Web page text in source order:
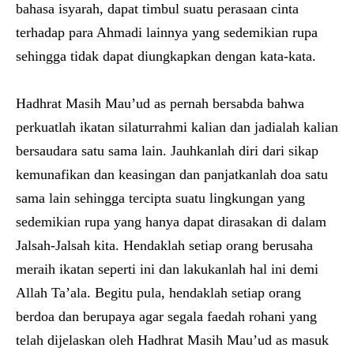
bahasa isyarah, dapat timbul suatu perasaan cinta
terhadap para Ahmadi lainnya yang sedemikian rupa
sehingga tidak dapat diungkapkan dengan kata-kata.
Hadhrat Masih Mau’ud as pernah bersabda bahwa
perkuatlah ikatan silaturrahmi kalian dan jadialah kalian
bersaudara satu sama lain. Jauhkanlah diri dari sikap
kemunafikan dan keasingan dan panjatkanlah doa satu
sama lain sehingga tercipta suatu lingkungan yang
sedemikian rupa yang hanya dapat dirasakan di dalam
Jalsah-Jalsah kita. Hendaklah setiap orang berusaha
meraih ikatan seperti ini dan lakukanlah hal ini demi
Allah Ta’ala. Begitu pula, hendaklah setiap orang
berdoa dan berupaya agar segala faedah rohani yang
telah dijelaskan oleh Hadhrat Masih Mau’ud as masuk